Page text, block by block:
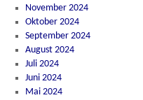
November 2024
Oktober 2024
September 2024
August 2024
Juli 2024
Juni 2024
Mai 2024